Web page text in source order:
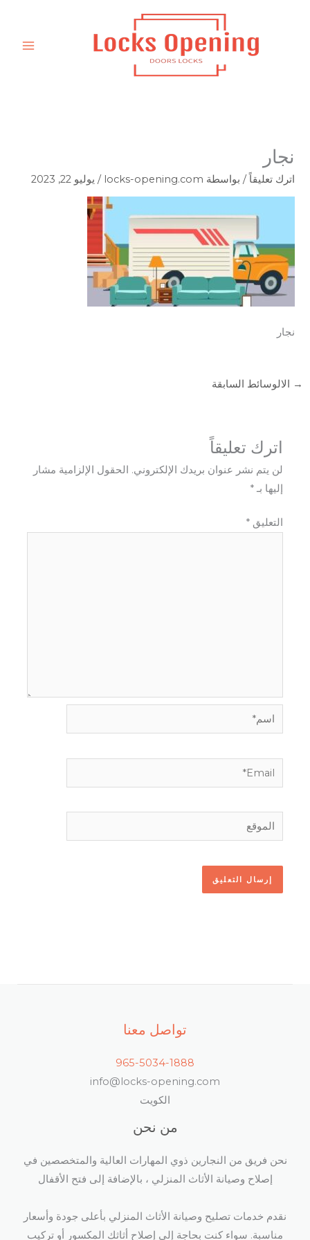
نجار
اترك تعليقاً / بواسطة locks-opening.com
/ يوليو 22, 2023
نجار
→ الالوسائط السابقة
اترك تعليقاً
لن يتم نشر عنوان بريدك الإلكتروني. الحقول الإلزامية مشار
إليها بـ*
التعليق*
اسم*
Email*
الموقع
تواصل معنا
965-5034-1888
info@locks-opening.com
الكويت
من نحن
نحن فريق من النجارين ذوي المهارات العالية والمتخصصين في
إصلاح وصيانة الأثاث المنزلي ، بالإضافة إلى فتح الأقفال​
نقدم خدمات تصليح وصيانة الأثاث المنزلي بأعلى جودة وأسعار
مناسبة. سواء كنت بحاجة إلى إصلاح أثاثك المكسور أو تركيب